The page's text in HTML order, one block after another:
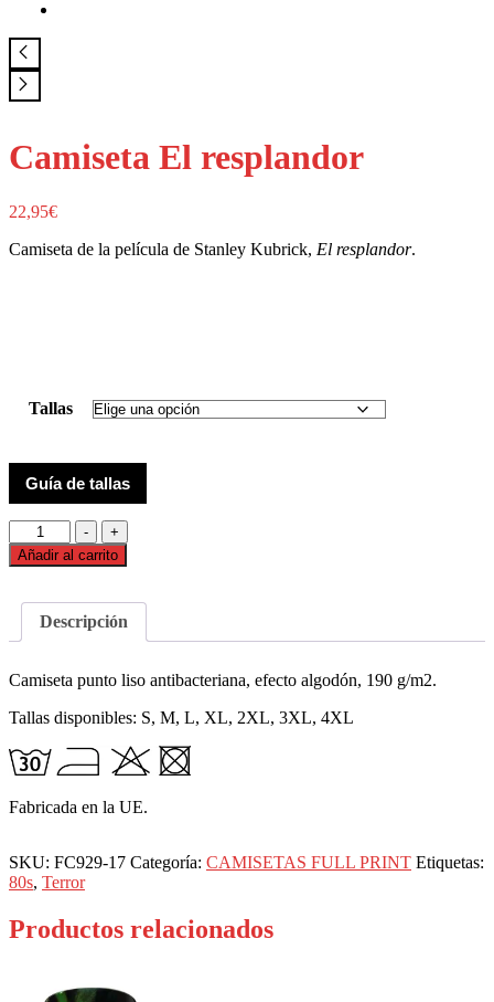
Camiseta El resplandor
22,95€
Camiseta de la película de Stanley Kubrick, El resplandor.
Tallas
Guía de tallas
-
Camiseta
El
resplandor
+
Añadir al carrito
Descripción
Camiseta punto liso antibacteriana, efecto algodón, 190 g/m2.
Tallas disponibles: S, M, L, XL, 2XL, 3XL, 4XL
Fabricada en la UE.
SKU: FC929-17 Categoría: CAMISETAS FULL PRINT Etiquetas:
80s, Terror
Productos relacionados